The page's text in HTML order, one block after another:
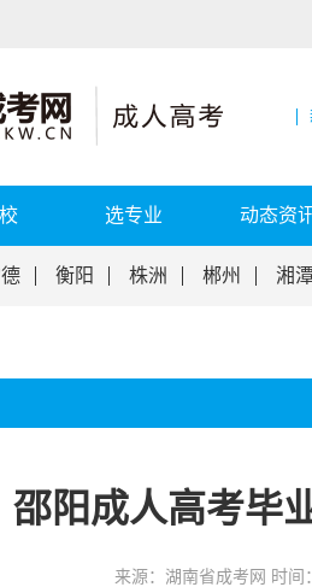
选专业 动态资
衡阳 株洲 郴州 湘
邵阳成人高考毕
来源：湖南省成考网 时间